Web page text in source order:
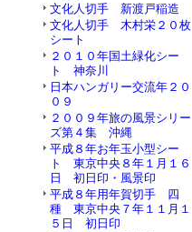
文化人切手 新渡戸稲造
文化人切手 木村栄２０枚
シート
２０１０年国土緑化シー
ト 神奈川
日本ハンガリー交流年２０
０９
２００９年旅の風景シリー
ズ第４集 沖縄
平成８年お年玉小型シー
ト 東京中央８年１月１６
日 初日印・風景印
平成８年用年賀切手 四
種 東京中央７年１１月１
５日 初日印